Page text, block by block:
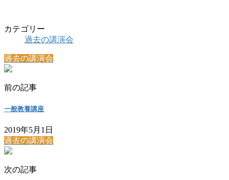
カテゴリー
過去の講演会
過去の講演会
前の記事
一般教養講座
2019年5月1日
過去の講演会
次の記事